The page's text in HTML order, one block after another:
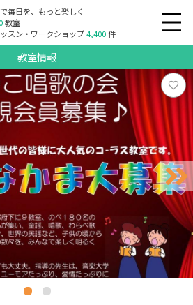
毎日を、もっと楽しく
教室
スン・ワークショップ4,400件
教室情報